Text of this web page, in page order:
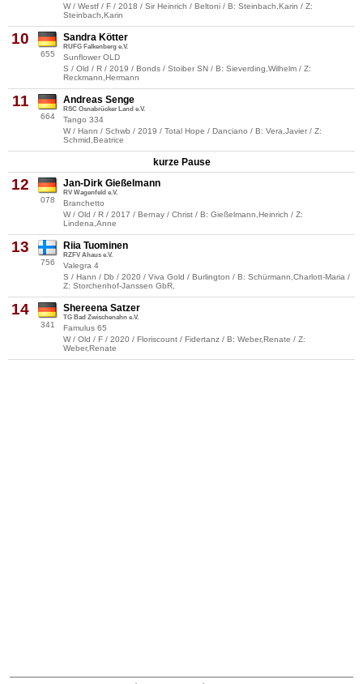
W / Westf / F / 2018 / Sir Heinrich / Beltoni / B: Steinbach,Karin / Z:
Steinbach,Karin
10
655
Sandra Kötter
RUFG Falkenberg e.V.
Sunflower OLD
S / Old / R / 2019 / Bonds / Stoiber SN / B: Sieverding,Wilhelm / Z:
Reckmann,Hermann
11
664
Andreas Senge
RSC Osnabrücker Land e.V.
Tango 334
W / Hann / Schwb / 2019 / Total Hope / Danciano / B: Vera,Javier / Z:
Schmid,Beatrice
kurze Pause
12
078
Jan-Dirk Gießelmann
RV Wagenfeld e.V.
Branchetto
W / Old / R / 2017 / Bernay / Christ / B: Gießelmann,Heinrich / Z:
Lindena,Anne
13
756
Riia Tuominen
RZFV Ahaus e.V.
Valegra 4
S / Hann / Db / 2020 / Viva Gold / Burlington / B: Schürmann,Charlott-Maria /
Z: Storchenhof-Janssen GbR,
14
341
Shereena Satzer
TG Bad Zwischenahn e.V.
Famulus 65
W / Old / F / 2020 / Floriscount / Fidertanz / B: Weber,Renate / Z:
Weber,Renate